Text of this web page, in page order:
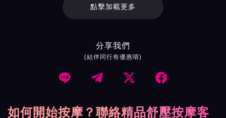
點擊加載更多
分享我們
(結伴同行有優惠唷)
   
如何開始按摩？聯絡精品舒壓按摩客